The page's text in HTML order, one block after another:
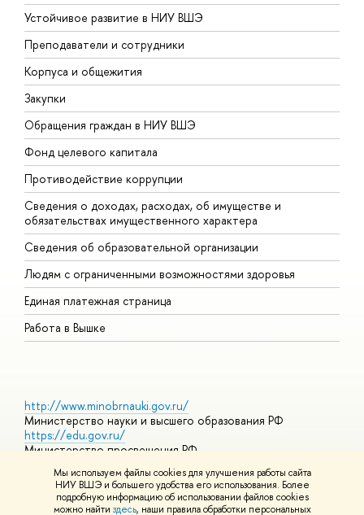
Мы используем файлы cookies для улучшения работы сайта
НИУ ВШЭ и большего удобства его использования. Более
подробную информацию об использовании файлов cookies
можно найти здесь, наши правила обработки персональных
Устойчивое развитие в НИУ ВШЭ
Преподаватели и сотрудники
Корпуса и общежития
Закупки
Обращения граждан в НИУ ВШЭ
Фонд целевого капитала
Противодействие коррупции
Сведения о доходах, расходах, об имуществе и
обязательствах имущественного характера
Сведения об образовательной организации
Людям с ограниченными возможностями здоровья
Единая платежная страница
Работа в Вышке
http://www.minobrnauki.gov.ru/
Министерство науки и высшего образования РФ
https://edu.gov.ru/
Министерство просвещения РФ
https://elearning.hse.ru/mooc
Массовые открытые онлайн-курсы